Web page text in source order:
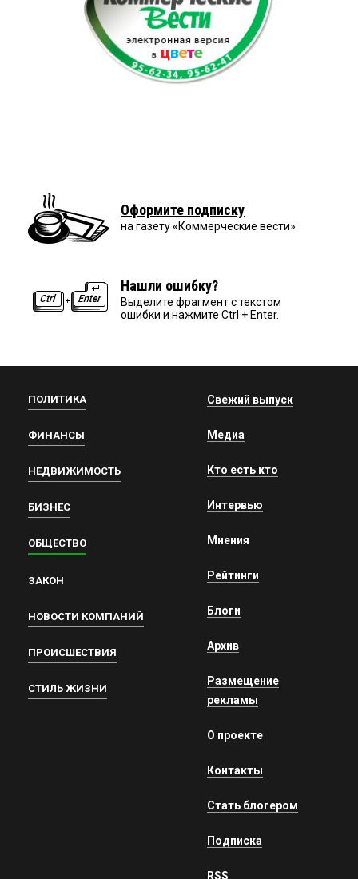
Оформите подписку
на газету «Коммерческие вести»
Нашли ошибку?
Выделите фрагмент с текстом
ошибки и нажмите Ctrl + Enter.
ПОЛИТИКА
ФИНАНСЫ
НЕДВИЖИМОСТЬ
БИЗНЕС
ОБЩЕСТВО
ЗАКОН
НОВОСТИ КОМПАНИЙ
ПРОИСШЕСТВИЯ
СТИЛЬ ЖИЗНИ
Свежий выпуск
Медиа
Кто есть кто
Интервью
Мнения
Рейтинги
Блоги
Архив
Размещение
рекламы
О проекте
Контакты
Стать блогером
Подписка
RSS